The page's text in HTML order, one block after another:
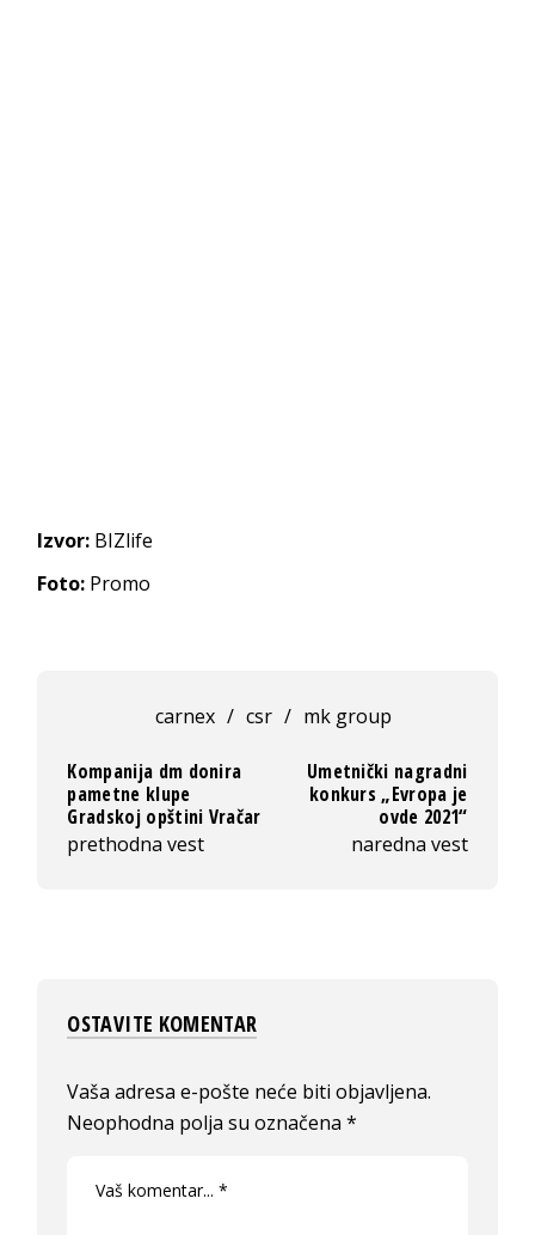
Izvor: BIZlife
Foto: Promo
carnex / csr / mk group
Kompanija dm donira
pametne klupe
Gradskoj opštini Vračar
prethodna vest
Umetnički nagradni
konkurs „Evropa je
ovde 2021“
naredna vest
OSTAVITE KOMENTAR
Vaša adresa e-pošte neće biti objavljena.
Neophodna polja su označena*